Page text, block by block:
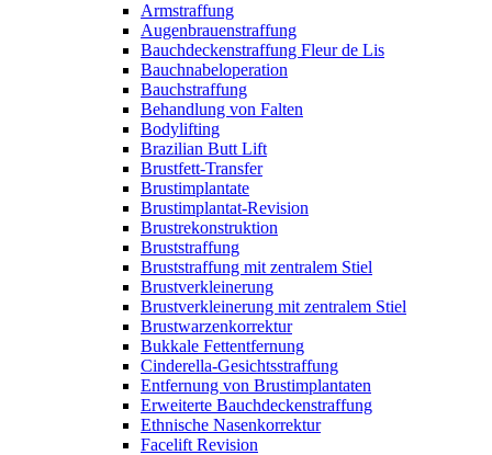
Armstraffung
Augenbrauenstraffung
Bauchdeckenstraffung Fleur de Lis
Bauchnabeloperation
Bauchstraffung
Behandlung von Falten
Bodylifting
Brazilian Butt Lift
Brustfett-Transfer
Brustimplantate
Brustimplantat-Revision
Brustrekonstruktion
Bruststraffung
Bruststraffung mit zentralem Stiel
Brustverkleinerung
Brustverkleinerung mit zentralem Stiel
Brustwarzenkorrektur
Bukkale Fettentfernung
Cinderella-Gesichtsstraffung
Entfernung von Brustimplantaten
Erweiterte Bauchdeckenstraffung
Ethnische Nasenkorrektur
Facelift Revision